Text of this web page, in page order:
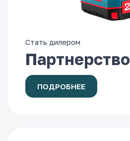
Стать дилером
Партнерство
ПОДРОБНЕЕ